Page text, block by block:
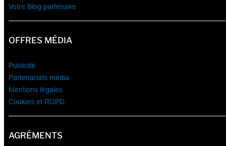
Votre Blog partenaire
OFFRES MÉDIA
Publicité
Partenariats média
Mentions légales
Cookies et RGPD
AGRÉMENTS